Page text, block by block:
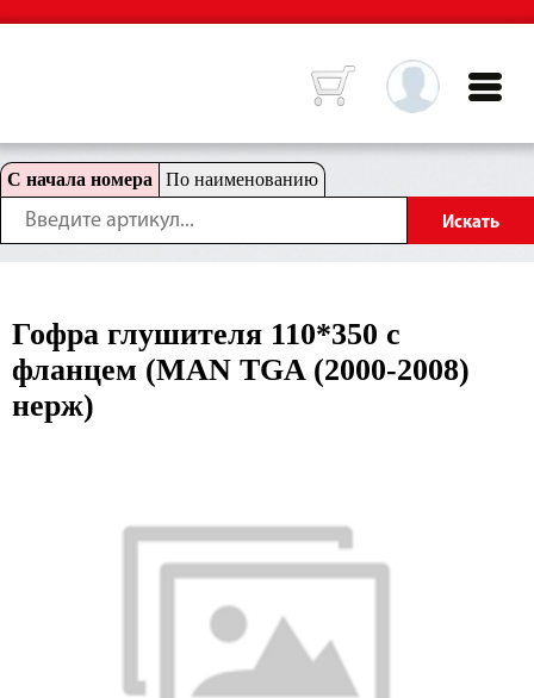
С начала номера По наименованию
Гофра глушителя 110*350 c
фланцем (MAN TGA (2000-2008)
нерж)